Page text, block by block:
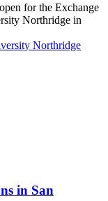
for the Exchange
Northridge in
Northridge
in San